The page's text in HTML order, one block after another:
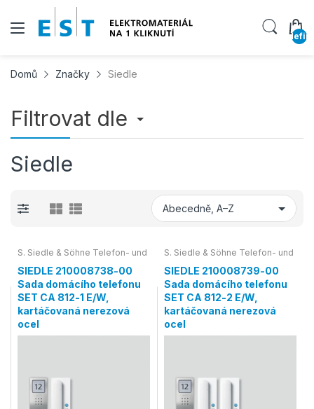
Domů Značky Siedle
Filtrovat dle
Siedle
S. Siedle & Söhne Telefon- und
SIEDLE 210008738-00
Sada domácího telefonu
SET CA 812-1 E/W,
kartáčovaná nerezová
ocel
S. Siedle & Söhne Telefon- und
SIEDLE 210008739-00
Sada domácího telefonu
SET CA 812-2 E/W,
kartáčovaná nerezová
ocel